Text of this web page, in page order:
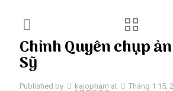
Chỉnh Quyên chụp
Sỹ
Published by kajopham at Tháng 1 15,